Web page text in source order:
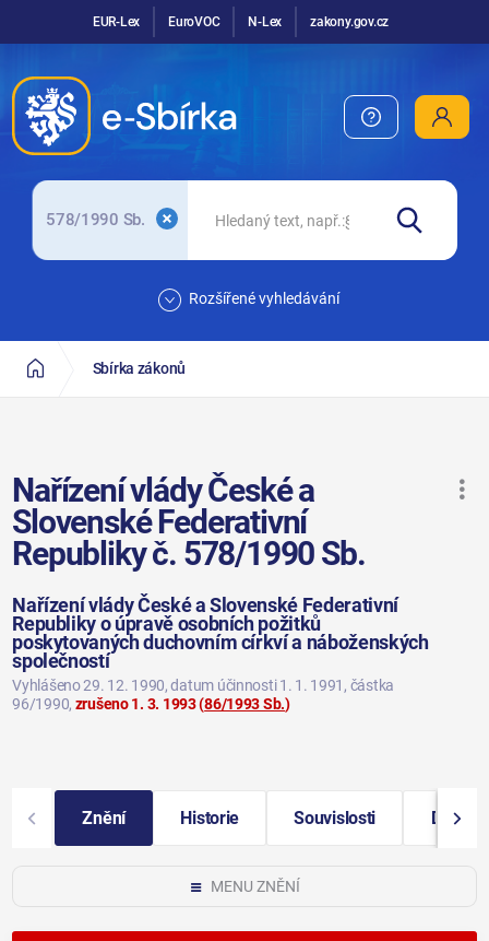
EUR-Lex EuroVOC N-Lex zakony.gov.cz
578/1990 Sb.
Rozšířené vyhledávání
Sbírka zákonů
Nařízení vlády České a
Slovenské Federativní
Republiky č. 578/1990 Sb.
Nařízení vlády České a Slovenské Federativní
Republiky o úpravě osobních požitků
poskytovaných duchovním církví a náboženských
společností
Vyhlášeno 29. 12. 1990, datum účinnosti 1. 1. 1991 , částka
96/1990, zrušeno 1. 3. 1993(86/1993 Sb.)
Znění Historie Souvislosti Další
MENU ZNĚNÍ